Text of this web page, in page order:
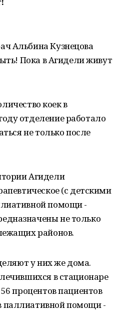
Альбина Кузнецова
Пока в Агидели живут
коек в
отделение работало
не только после
Агидели
(с детскими
помощи -
не только
районов.
у них же дома.
в стационаре
процентов пациентов
паллиативной помощи -